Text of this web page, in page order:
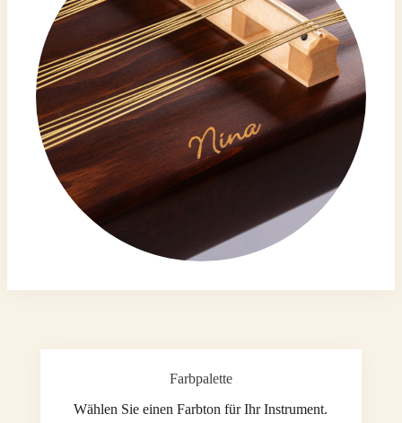
Farbpalette
Wählen Sie einen Farbton für Ihr Instrument.